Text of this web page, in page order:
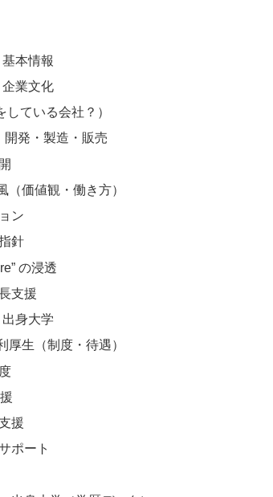
本情報
業文化
している会社？）
開発・製造・販売
（価値観・働き方）
ン
針
の浸透
支援
身大学
厚生（制度・待遇）
援
ポート